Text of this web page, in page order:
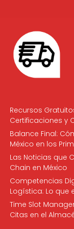
Recursos
Certificaciones y
Balance Final:
México en los
Las Noticias que
Chain en México
Competencias
Logística: Lo que
Time Slot
Citas en el